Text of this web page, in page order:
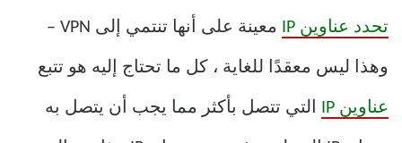
تحدد عناوين IP معينة على أنها تنتمي إلى VPN –
وهذا ليس معقدًا للغاية ، كل ما تحتاج إليه هو تتبع
عناوين IP التي تتصل بأكثر مما يجب أن يتصل به